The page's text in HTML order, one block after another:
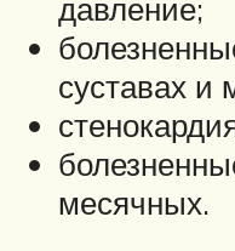
давление;
суставах и
месячных.